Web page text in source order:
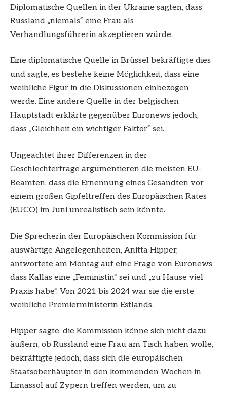
Diplomatische Quellen in der Ukraine sagten, dass
Russland „niemals“ eine Frau als
Verhandlungsführerin akzeptieren würde.
Eine diplomatische Quelle in Brüssel bekräftigte dies
und sagte, es bestehe keine Möglichkeit, dass eine
weibliche Figur in die Diskussionen einbezogen
werde. Eine andere Quelle in der belgischen
Hauptstadt erklärte gegenüber Euronews jedoch,
dass „Gleichheit ein wichtiger Faktor“ sei.
Ungeachtet ihrer Differenzen in der
Geschlechterfrage argumentieren die meisten EU-
Beamten, dass die Ernennung eines Gesandten vor
einem großen Gipfeltreffen des Europäischen Rates
(EUCO) im Juni unrealistisch sein könnte.
Die Sprecherin der Europäischen Kommission für
auswärtige Angelegenheiten, Anitta Hipper,
antwortete am Montag auf eine Frage von Euronews,
dass Kallas eine „Feministin“ sei und „zu Hause viel
Praxis habe“. Von 2021 bis 2024 war sie die erste
weibliche Premierministerin Estlands.
Hipper sagte, die Kommission könne sich nicht dazu
äußern, ob Russland eine Frau am Tisch haben wolle,
bekräftigte jedoch, dass sich die europäischen
Staatsoberhäupter in den kommenden Wochen in
Limassol auf Zypern treffen werden, um zu